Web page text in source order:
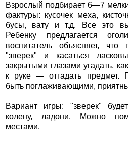
Взрослый подбирает 6—7
фактуры: кусочек меха,
бусы, вату и т.д. Все это
Ребенку предлагается
воспитатель объясняет,
"зверек" и касаться
закрытыми глазами угадать,
к руке — отгадать предмет.
быть поглаживающими,
Вариант игры: "зверек"
колену, ладони. Можно
местами.